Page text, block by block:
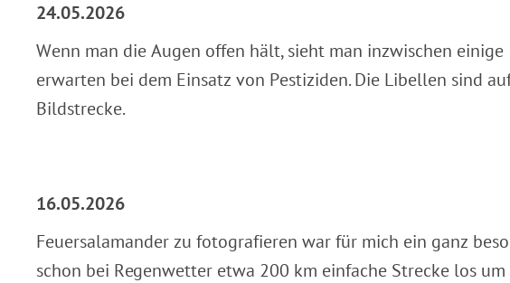
24.05.2026
Wenn man die Augen offen hält, sieht man inzwischen
erwarten bei dem Einsatz von Pestiziden. Die Libellen sind
Bildstrecke.
16.05.2026
Feuersalamander zu fotografieren war für mich ein ganz
schon bei Regenwetter etwa 200 km einfache Strecke los